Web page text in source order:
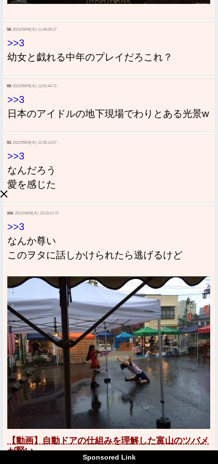
58: 2021/09/09(木) 11:46:06.27
>>3
幼女と戯れる中年のプレイだろこれ？
69: 2021/09/09(木) 12:01:44.72
>>3
日本のアイドルの地下現場でわりとある光景w
93: 2021/09/09(木) 12:35:13.67
>>3
なんだろう
愛を感じた
164: 2021/09/09(木) 23:19:13.73
>>3
なんか尊い
このヲタに話しかけられたら逃げるけど
【動画】自動ドアの仕組みを理解した富山のツバメ
が賢い。
Sponsored Link